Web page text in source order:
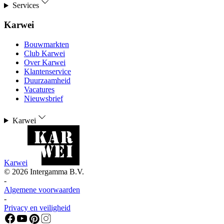
Services
Karwei
Bouwmarkten
Club Karwei
Over Karwei
Klantenservice
Duurzaamheid
Vacatures
Nieuwsbrief
Karwei
Karwei
© 2026 Intergamma B.V.
-
Algemene voorwaarden
-
Privacy en veiligheid